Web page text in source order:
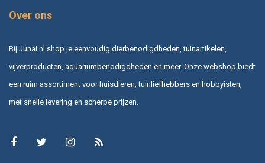
Over ons
Bij Junai.nl shop je eenvoudig dierbenodigdheden, tuinartikelen,
vijverproducten, aquariumbenodigdheden en meer. Onze webshop biedt
een ruim assortiment voor huisdieren, tuinliefhebbers en hobbyisten,
met snelle levering en scherpe prijzen.